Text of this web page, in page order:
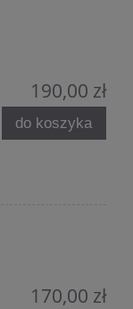
190,00 zł
do koszyka
170,00 zł